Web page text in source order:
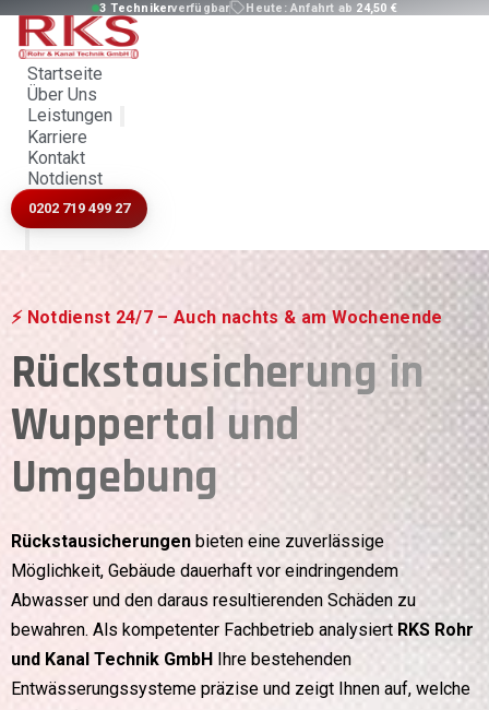
3 Technikerverfügbar Heute: Anfahrt ab 24,50 €
Startseite
Über Uns
Leistungen
Karriere
Kontakt
Notdienst
0202 719 499 27
⚡ Notdienst 24/7 – Auch nachts & am Wochenende
Rückstausicherung in
Wuppertal und
Umgebung
Rückstausicherungen bieten eine zuverlässige
Möglichkeit, Gebäude dauerhaft vor eindringendem
Abwasser und den daraus resultierenden Schäden zu
bewahren. Als kompetenter Fachbetrieb analysiert RKS Rohr
und Kanal Technik GmbH Ihre bestehenden
Entwässerungssysteme präzise und zeigt Ihnen auf, welche